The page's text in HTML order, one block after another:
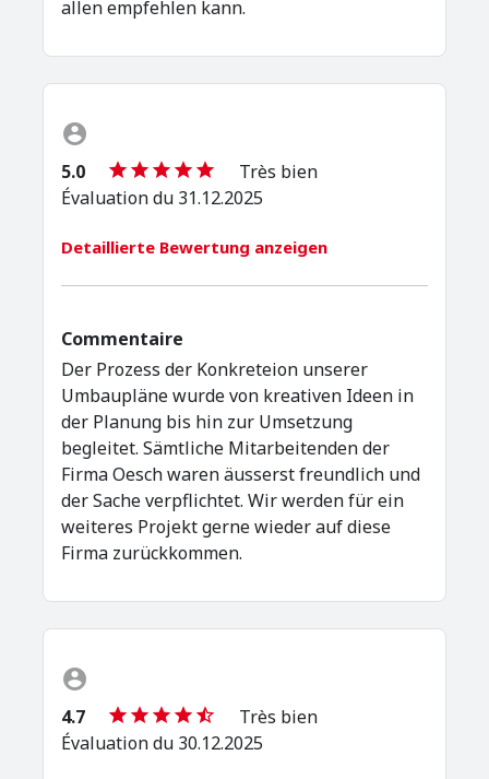
allen empfehlen kann.
5.0
Très bien
Évaluation du 31.12.2025
Detaillierte Bewertung anzeigen
Commentaire
Der Prozess der Konkreteion unserer
Umbaupläne wurde von kreativen Ideen in
der Planung bis hin zur Umsetzung
begleitet. Sämtliche Mitarbeitenden der
Firma Oesch waren äusserst freundlich und
der Sache verpflichtet. Wir werden für ein
weiteres Projekt gerne wieder auf diese
Firma zurückkommen.
4.7
Très bien
Évaluation du 30.12.2025